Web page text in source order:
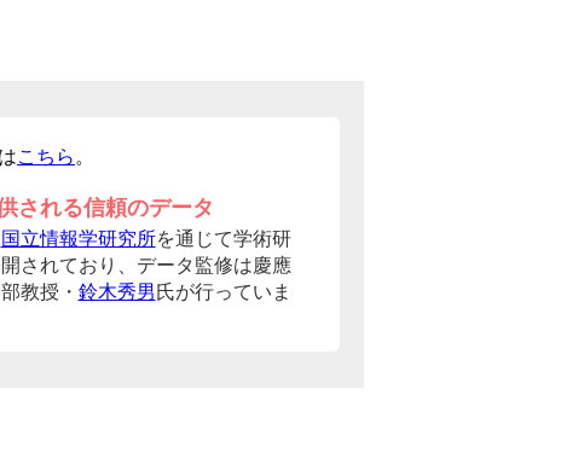
こちら 。
される信頼のデータ
国立情報学研究所を通じて学術研
されており、データ監修は慶應
教授・ 鈴木秀男 氏が行っていま